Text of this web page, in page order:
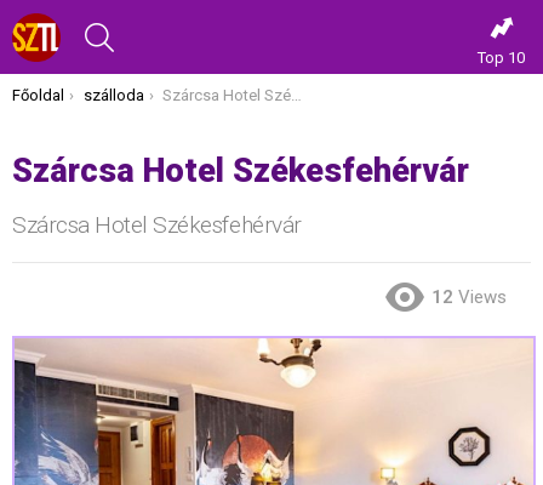
Top 10
Itt vagy most:
Főoldal szálloda Szárcsa Hotel Székesfehérvár
Szárcsa Hotel Székesfehérvár
Szárcsa Hotel Székesfehérvár
12 Views